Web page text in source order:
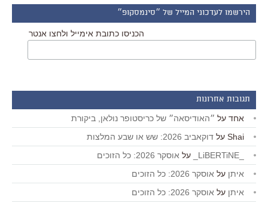
הירשמו לעדכוני המייל של ״סינמסקופ״
הכניסו כתובת אימייל ולחצו אנטר
תגובות אחרונות
אחד על ״האודיסאה״ של כריסטופר נולאן, ביקורת
Shai על דוקאביב 2026: שש או שבע המלצות
על אוסקר 2026: כל הזוכים
איתן על אוסקר 2026: כל הזוכים
איתן על אוסקר 2026: כל הזוכים